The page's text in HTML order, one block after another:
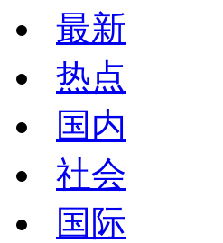
最新
热点
国内
社会
国际